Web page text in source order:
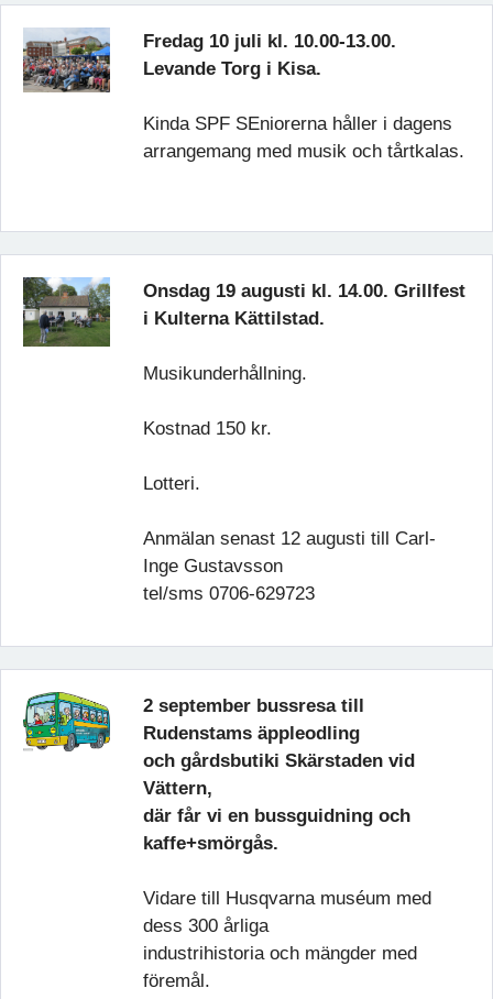
Fredag 10 juli kl. 10.00-13.00.
Levande Torg i Kisa.
Kinda SPF SEniorerna håller i dagens
arrangemang med musik och tårtkalas.
Onsdag 19 augusti kl. 14.00. Grillfest
i Kulterna Kättilstad.
Musikunderhållning.
Kostnad 150 kr.
Lotteri.
Anmälan senast 12 augusti till Carl-
Inge Gustavsson
tel/sms 0706-629723
2 september bussresa till
Rudenstams äppleodling
och gårdsbutiki Skärstaden vid
Vättern,
där får vi en bussguidning och
kaffe+smörgås.
Vidare till Husqvarna muséum med
dess 300 årliga
industrihistoria och mängder med
föremål.